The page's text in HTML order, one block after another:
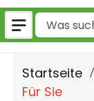
Startseite
Für Sie